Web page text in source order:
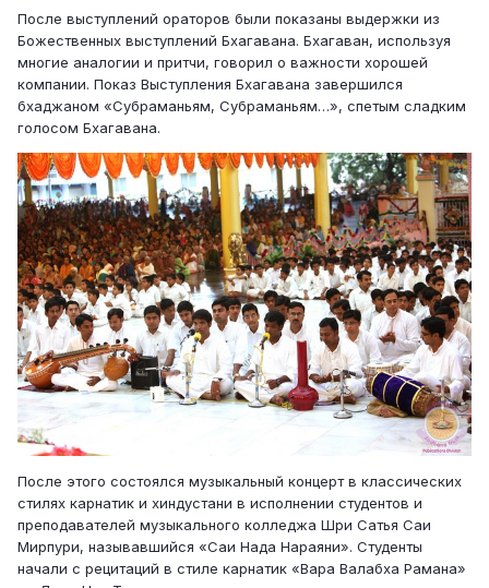
После выступлений ораторов были показаны выдержки из
Божественных выступлений Бхагавана. Бхагаван, используя
многие аналогии и притчи, говорил о важности хорошей
компании. Показ Выступления Бхагавана завершился
бхаджаном «Субраманьям, Субраманьям…», спетым сладким
голосом Бхагавана.
После этого состоялся музыкальный концерт в классических
стилях карнатик и хиндустани в исполнении студентов и
преподавателей музыкального колледжа Шри Сатья Саи
Мирпури, называвшийся «Саи Нада Нараяни». Студенты
начали с рецитаций в стиле карнатик «Вара Валабха Рамана»